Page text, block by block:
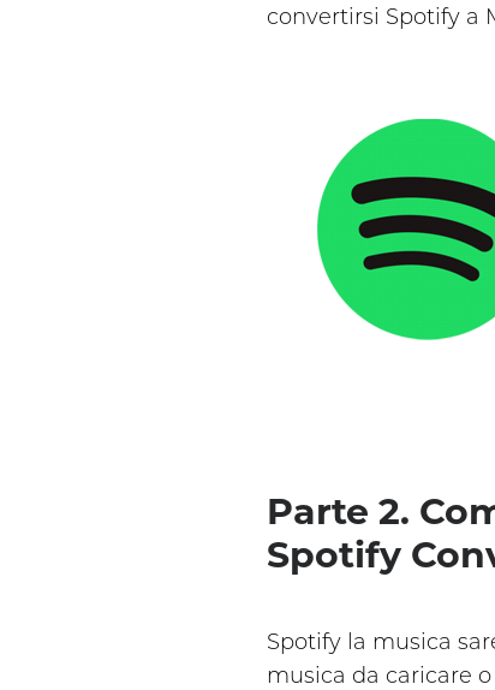
convertirsi Spotify a
Parte 2.
Spotify
Spotify la musica
musica da caricare